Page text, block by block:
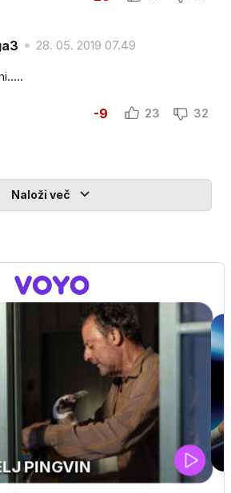
28. 05. 2019 07.49
-9 23 32
Naloži več